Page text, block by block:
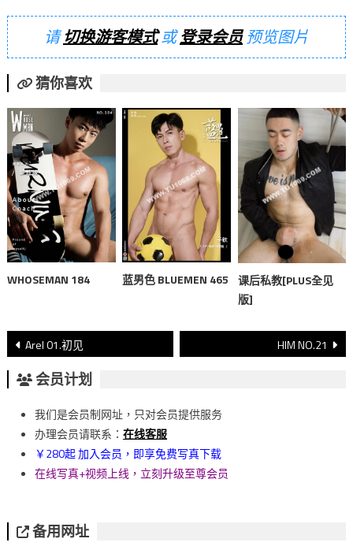
请切换游客模式或登录会员预览图片
猜你喜欢
WHOSEMAN 184 蓝男色 BLUEMEN 465
课后私教[PLUS全见
版]
文
章
導
覽
Arel 01.初见 HIM NO.21
会员计划
我们是会员制网址，只对会员提供服务
办理会员请联系： 在线客服
￥280起 加入会员，即享免费写真下载
在线写真+视频上线，立刻升级至尊会员
备用网址